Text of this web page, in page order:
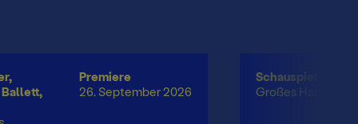
Ballett,
Premiere
26. September 2026
Schauspiel
Großes Haus